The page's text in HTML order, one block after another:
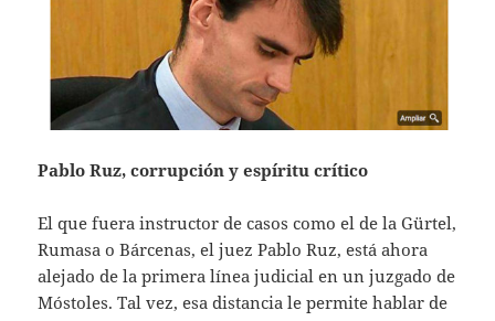
Pablo Ruz, corrupción y espíritu crítico
El que fuera instructor de casos como el de la Gürtel,
Rumasa o Bárcenas, el juez Pablo Ruz, está ahora
alejado de la primera línea judicial en un juzgado de
Móstoles. Tal vez, esa distancia le permite hablar de